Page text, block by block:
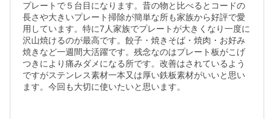
プレートで５台目になります。昔の物と比べるとコードの
長さや大きいプレート掃除が簡単な所も家族から好評で愛
用しています。特に7人家族でプレートが大きくなり一度に
沢山焼けるのが最高です。餃子・焼きそば・焼肉・お好み
焼きなど一週間大活躍です。残念なのはプレート板がこげ
つきにより痛みダメになる所です。改善はされているよう
ですがステンレス素材一本又は厚い鉄板素材がいいと思い
ます。今回も大切に使いたいと思います。